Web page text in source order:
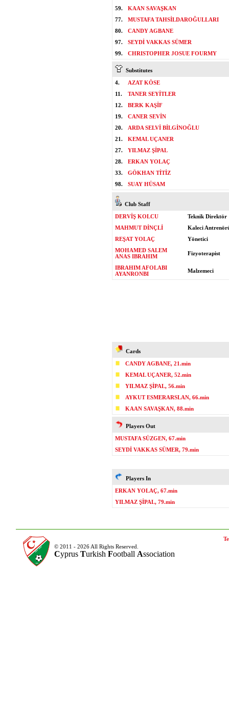
59.
KAAN SAVAŞKAN
77.
MUSTAFA TAHSİLDAROĞULLARI
80.
CANDY AGBANE
97.
SEYDİ VAKKAS SÜMER
99.
CHRISTOPHER JOSUE FOURMY
Substitutes
4.
AZAT KÖSE
11.
TANER SEYİTLER
12.
BERK KAŞİF
19.
CANER SEVİN
20.
ARDA SELVİ BİLGİNOĞLU
21.
KEMAL UÇANER
27.
YILMAZ ŞİPAL
28.
ERKAN YOLAÇ
33.
GÖKHAN TİTİZ
98.
SUAY HÜSAM
Club Staff
DERVİŞ KOLCU
Teknik Direktör
MAHMUT DİNÇLİ
Kaleci
REŞAT YOLAÇ
Yönetici
MOHAMED SALEM
ANAS IBRAHIM
Fizyoterapist
IBRAHIM AFOLABI
AYANRONBI
Malzemeci
Cards
CANDY AGBANE, 21.min
KEMAL UÇANER, 52.min
YILMAZ ŞİPAL, 56.min
AYKUT ESMERARSLAN, 66.min
KAAN SAVAŞKAN, 88.min
Players Out
MUSTAFA SÜZGEN, 67.min
SEYDİ VAKKAS SÜMER, 79.min
Players In
ERKAN YOLAÇ, 67.min
YILMAZ ŞİPAL, 79.min
© 2011 - 2026 All Rights Reserved.
Cyprus Turkish Football Association